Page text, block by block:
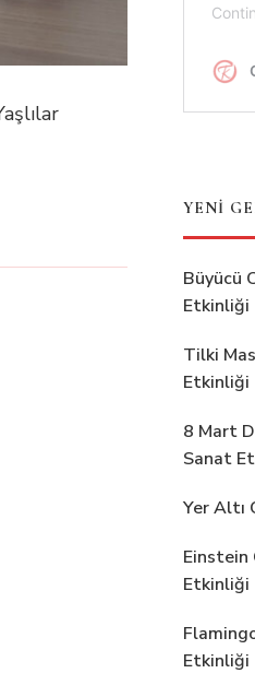
YENİ
Büyücü
Etkinliği
Tilki
Etkinliği
8 Mart
Sanat
Yer Altı
Einstein
Etkinliği
Etkinliği